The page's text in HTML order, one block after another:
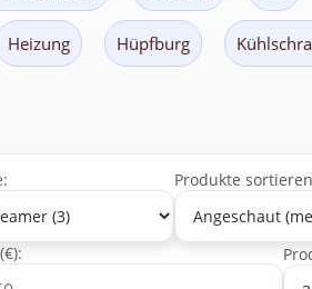
Heizung Hüpfburg
Produkte